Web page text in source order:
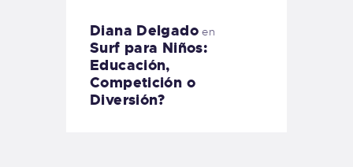
Diana Delgadoen
Surf para Niños:
Educación,
Competición o
Diversión?